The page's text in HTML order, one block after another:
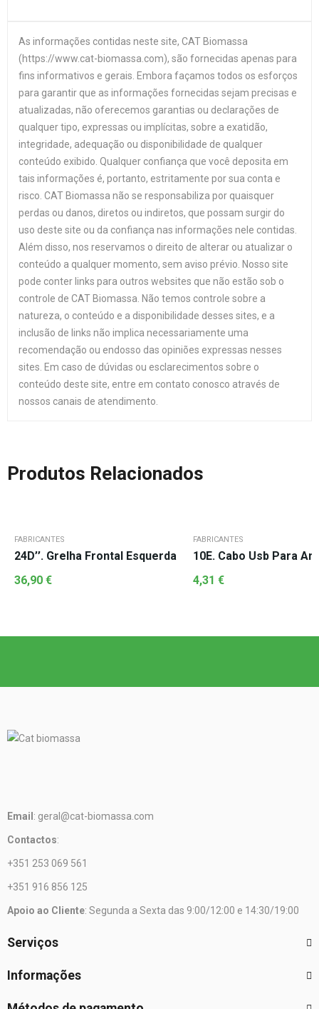
As informações contidas neste site, CAT Biomassa
(https://www.cat-biomassa.com), são fornecidas apenas para
fins informativos e gerais. Embora façamos todos os esforços
para garantir que as informações fornecidas sejam precisas e
atualizadas, não oferecemos garantias ou declarações de
qualquer tipo, expressas ou implícitas, sobre a exatidão,
integridade, adequação ou disponibilidade de qualquer
conteúdo exibido. Qualquer confiança que você deposita em
tais informações é, portanto, estritamente por sua conta e
risco. CAT Biomassa não se responsabiliza por quaisquer
perdas ou danos, diretos ou indiretos, que possam surgir do
uso deste site ou da confiança nas informações nele contidas.
Além disso, nos reservamos o direito de alterar ou atualizar o
conteúdo a qualquer momento, sem aviso prévio. Nosso site
pode conter links para outros websites que não estão sob o
controle de CAT Biomassa. Não temos controle sobre a
natureza, o conteúdo e a disponibilidade desses sites, e a
inclusão de links não implica necessariamente uma
recomendação ou endosso das opiniões expressas nesses
sites. Em caso de dúvidas ou esclarecimentos sobre o
conteúdo deste site, entre em contato conosco através de
nossos canais de atendimento.
Produtos Relacionados
FABRICANTES
24D’’. Grelha Frontal Esquerda
36,90 €
FABRICANTES
10E. Cabo Usb Para
4,31 €
Email : geral@cat-biomassa.com
Contactos:
+351 253 069 561
+351 916 856 125
Apoio ao Cliente: Segunda a Sexta das 9:00/12:00 e 14:30/19:00
Serviços
Informações